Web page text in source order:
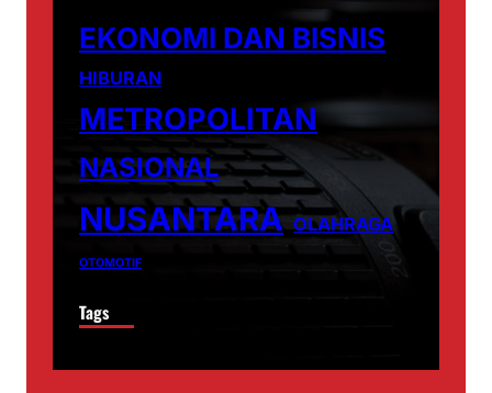
EKONOMI DAN BISNIS
HIBURAN
METROPOLITAN
NASIONAL
NUSANTARA OLAHRAGA
OTOMOTIF
Tags